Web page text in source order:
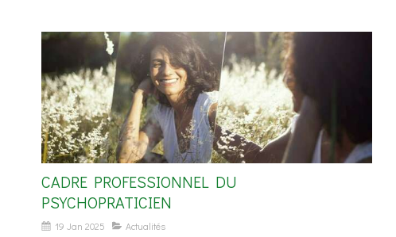
CADRE PROFESSIONNEL DU
PSYCHOPRATICIEN
19 Jan 2025 Actualités